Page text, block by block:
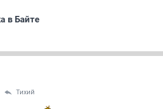
в Байте
Тихий